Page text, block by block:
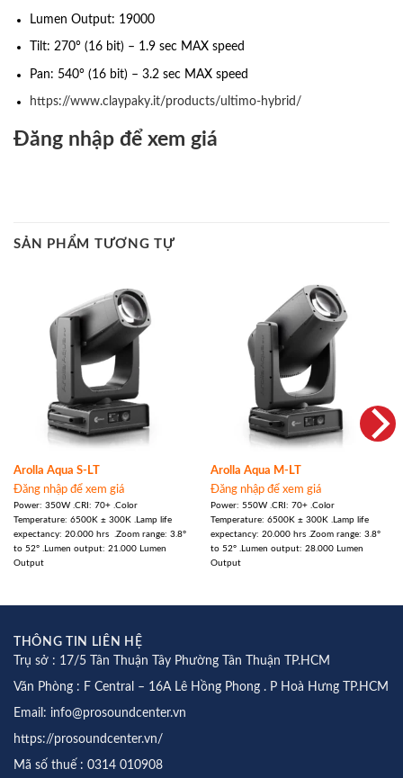
Lumen Output: 19000
Tilt: 270° (16 bit) – 1.9 sec MAX speed
Pan: 540° (16 bit) – 3.2 sec MAX speed
https://www.claypaky.it/products/ultimo-hybrid/
Đăng nhập để xem giá
SẢN PHẨM TƯƠNG TỰ
Arolla Aqua S-LT
Đăng nhập để xem giá
Power: 350W .CRI: 70+ .Color
Temperature: 6500K ± 300K .Lamp life
expectancy: 20.000 hrs .Zoom range: 3.8°
to 52° .Lumen output: 21.000 Lumen
Output
Arolla Aqua M-LT
Đăng nhập để xem giá
Power: 550W .CRI: 70+ .Color
Temperature: 6500K ± 300K .Lamp life
expectancy: 20.000 hrs .Zoom range: 3.8°
to 52° .Lumen output: 28.000 Lumen
Output
THÔNG TIN LIÊN HỆ
Trụ sở : 17/5 Tân Thuận Tây Phường Tân Thuận TP.HCM
Văn Phòng : F Central – 16A Lê Hồng Phong . P Hoà Hưng TP.HCM
Email: info@prosoundcenter.vn
https://prosoundcenter.vn/
Mã số thuế : 0314 010908